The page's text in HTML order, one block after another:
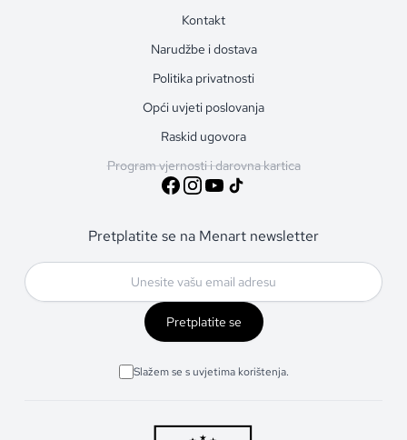
Kontakt
Narudžbe i dostava
Politika privatnosti
Opći uvjeti poslovanja
Raskid ugovora
Program vjernosti i darovna kartica
Pretplatite se na Menart newsletter
Pretplatite se
Slažem se s uvjetima korištenja.